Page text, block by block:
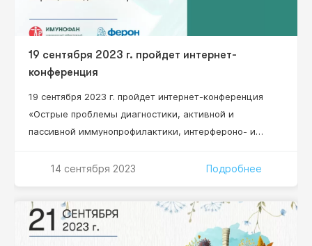
19 сентября 2023 г. пройдет интернет-
конференция
19 сентября 2023 г. пройдет интернет-конференция
«Острые проблемы диагностики, активной и
пассивной иммунопрофилактики, интерфероно- и
респираторными инфекциями, детей и взрослых»
Вадимовна – д.м.н., профессор, профессор кафедры
клинической иммунологии, аллергологии и
адаптологии ФНМО МИ, ФГАОУ ВО «Российский
14 сентября 2023 Подробнее